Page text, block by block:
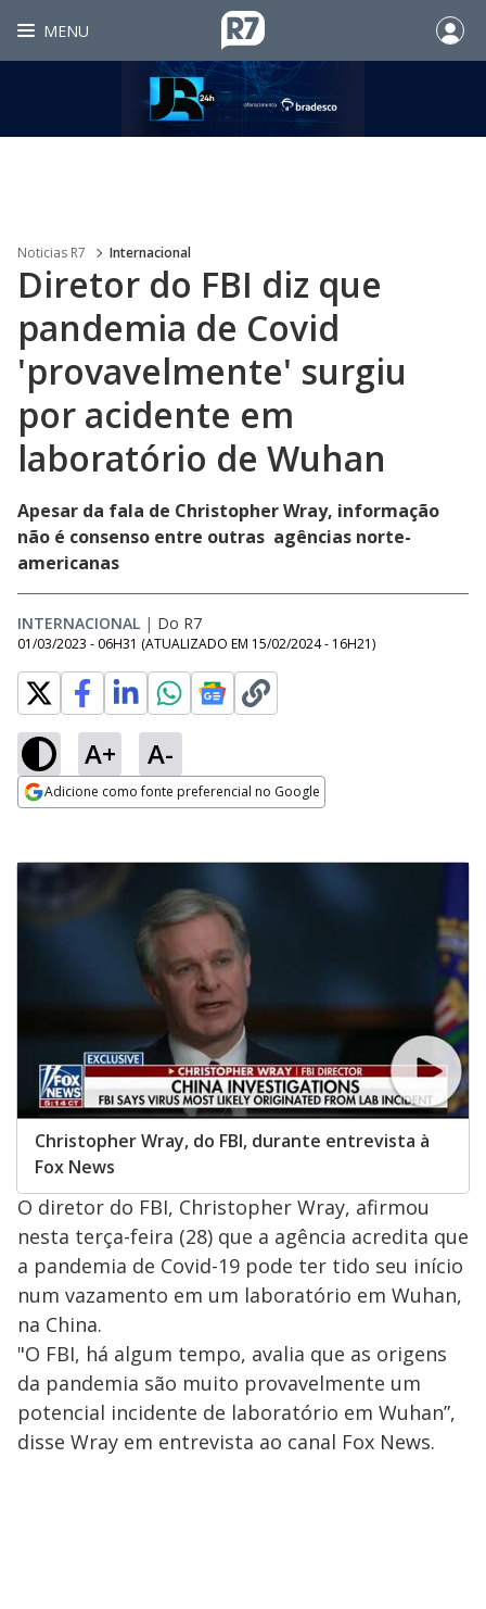
MENU
Noticias R7 Internacional
Diretor do FBI diz que
pandemia de Covid
'provavelmente' surgiu
por acidente em
laboratório de Wuhan
Apesar da fala de Christopher Wray, informação
não é consenso entre outras agências norte-
americanas
INTERNACIONAL | Do R7
01/03/2023 - 06H31 (ATUALIZADO EM 15/02/2024 - 16H21)
A+ A-
Adicione como fonte preferencial no Google
Christopher Wray, do FBI, durante entrevista à
Fox News
O diretor do FBI, Christopher Wray, afirmou
nesta terça-feira (28) que a agência acredita que
a pandemia de Covid-19 pode ter tido seu início
num vazamento em um laboratório em Wuhan,
na China.
"O FBI, há algum tempo, avalia que as origens
da pandemia são muito provavelmente um
potencial incidente de laboratório em Wuhan”,
disse Wray em entrevista ao canal Fox News.